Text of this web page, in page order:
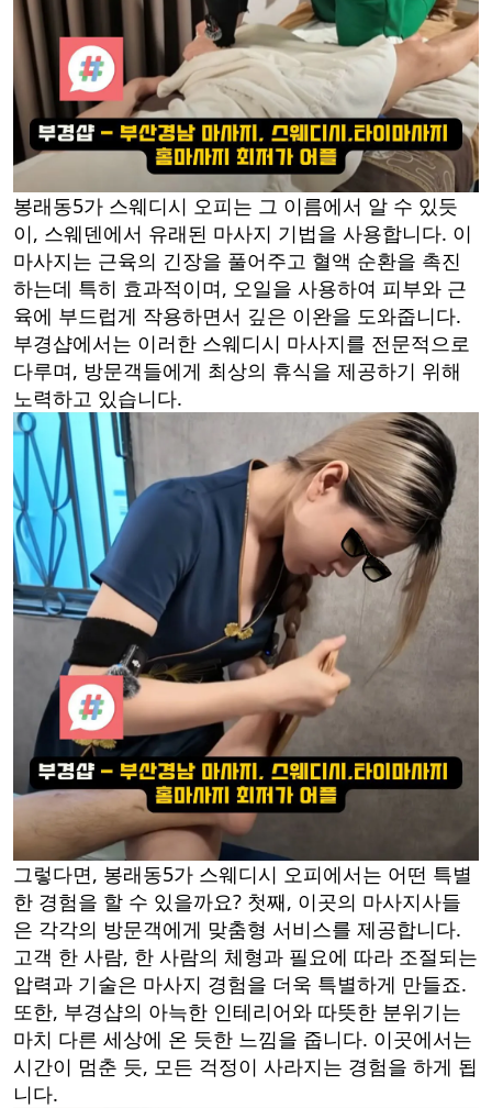
봉래동5가 스웨디시 오피는 그 이름에서 알 수 있듯
이, 스웨덴에서 유래된 마사지 기법을 사용합니다. 이
마사지는 근육의 긴장을 풀어주고 혈액 순환을 촉진
하는데 특히 효과적이며, 오일을 사용하여 피부와 근
육에 부드럽게 작용하면서 깊은 이완을 도와줍니다.
부경샵에서는 이러한 스웨디시 마사지를 전문적으로
다루며, 방문객들에게 최상의 휴식을 제공하기 위해
노력하고 있습니다.
그렇다면, 봉래동5가 스웨디시 오피에서는 어떤 특별
한 경험을 할 수 있을까요? 첫째, 이곳의 마사지사들
은 각각의 방문객에게 맞춤형 서비스를 제공합니다.
고객 한 사람, 한 사람의 체형과 필요에 따라 조절되는
압력과 기술은 마사지 경험을 더욱 특별하게 만들죠.
또한, 부경샵의 아늑한 인테리어와 따뜻한 분위기는
마치 다른 세상에 온 듯한 느낌을 줍니다. 이곳에서는
시간이 멈춘 듯, 모든 걱정이 사라지는 경험을 하게 됩
니다.